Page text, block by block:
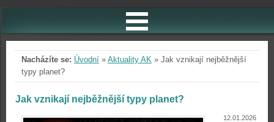
Nacházíte se: Úvodní » Aktuality AK » Jak vznikají nejběžnější
typy planet?
Jak vznikají nejběžnější typy planet?
12.01.2026